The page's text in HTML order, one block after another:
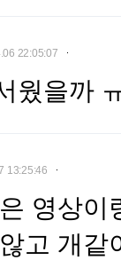
22:05:07
웠을까
13:25:46
영상이
고 개같